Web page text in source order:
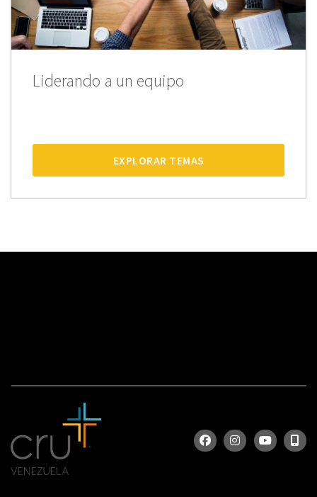
Liderando a un equipo
EXPLORAR TEMAS